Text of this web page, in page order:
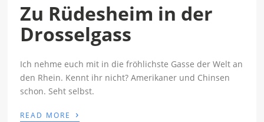
Zu Rüdesheim in der
Drosselgass
Ich nehme euch mit in die fröhlichste Gasse der Welt an
den Rhein. Kennt ihr nicht? Amerikaner und Chinsen
schon. Seht selbst.
READ MORE ›